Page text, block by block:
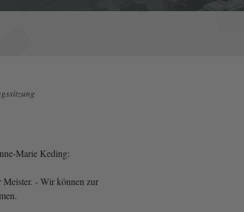
Marie Keding:
- Wir können zur